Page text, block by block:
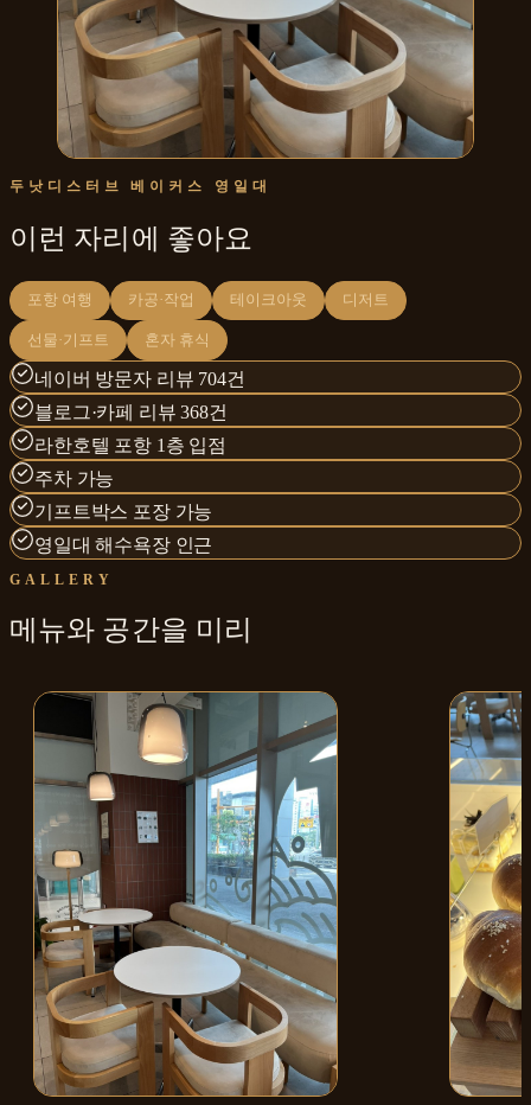
두낫디스터브 베이커스 영일대
이런 자리에 좋아요
포항 여행 카공·작업 테이크아웃 디저트
선물·기프트 혼자 휴식
네이버 방문자 리뷰 704건
블로그·카페 리뷰 368건
라한호텔 포항 1층 입점
주차 가능
기프트박스 포장 가능
영일대 해수욕장 인근
GALLERY
메뉴와 공간을 미리